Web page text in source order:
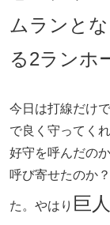
ムランと
る2ランホ
今日は打線だけ
で良く守ってく
好守を呼んだの
呼び寄せたのか
た。やはり 巨